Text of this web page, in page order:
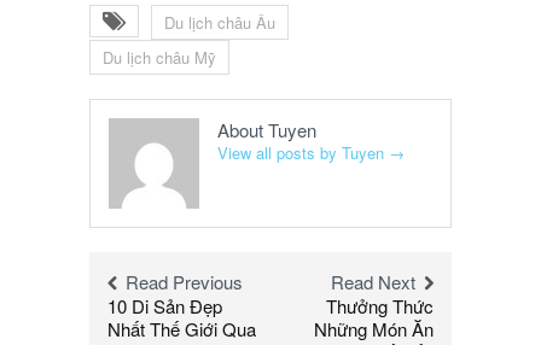
Du lịch châu Âu
Du lịch châu Mỹ
About Tuyen
View all posts by Tuyen →
Read Previous
10 Di Sản Đẹp
Nhất Thế Giới Qua
Read Next
Thưởng Thức
Những Món Ăn